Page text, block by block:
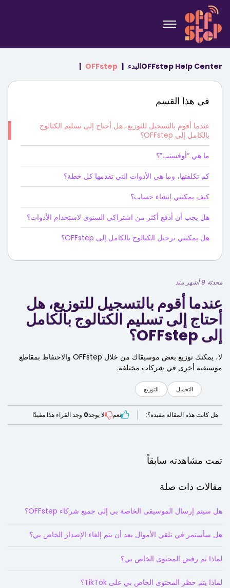
OFFstep Help Centerالبدء OFFstep
في هذا القسم
عندما أقوم بالتسجيل للتوزيع، هل أحتاج إلى تسليم الكتالوج
بالكامل إلى OFFstep؟
ما هي “أوفستب”؟
كم تكلفتها، وما هي الأدوات التي تقدمها كل خطة؟
كيف يمكنني إنشاء حساب؟
هل يجب أن أدفع أكثر من اشتراكي السنوي لاستخدام الأدوات؟
هل يمكنني ترحيل الكتالوج بالكامل إلى OFFstep؟
محدثة 9 أشهر منذ
عندما أقوم بالتسجيل للتوزيع، هل
أحتاج إلى تسليم الكتالوج بالكامل
إلى OFFstep؟
لا، يمكنك توزيع بعض موسيقاك من خلال OFFstep والاحتفاظ بمقاطع
موسيقية أخرى في شركات مختلفة.
التحميل التوزيع
هل كانت هذه المقالة مفيدة؟: نعم لا يوجد0 وجد القراء هذا مفيدًا
تمت مشاهدته سابقاً
مقالات ذات صلة
هل سيتم إرسال الموسيقى الخاصة بي إلى جميع شركاء OFFstep؟
هل سأستمر في تلقي الأموال بعد أن يتم إلغاء الإصدار الخاص بي؟
لماذا تم رفض المحتوى الخاص بي؟
لماذا يتم حظر المحتوى الخاص بي على TikTok؟